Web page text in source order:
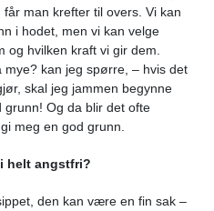
man krefter til overs. Vi kan
i hodet, men vi kan velge
og hvilken kraft vi gir dem.
kan jeg spørre, – hvis det
skal jeg jammen begynne
grunn! Og da blir det ofte
meg en god grunn.
helt angstfri?
den kan være en fin sak –